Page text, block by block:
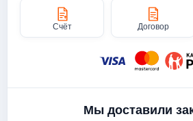
Счёт Договор
Мы доставили